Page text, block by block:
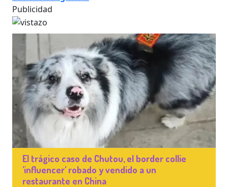
Publicidad
El trágico caso de Chutou, el border collie
'influencer' robado y vendido a un
restaurante en China